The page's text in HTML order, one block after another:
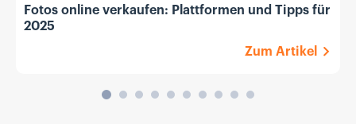
Fotos online verkaufen: Plattformen und Tipps für
2025
Zum Artikel